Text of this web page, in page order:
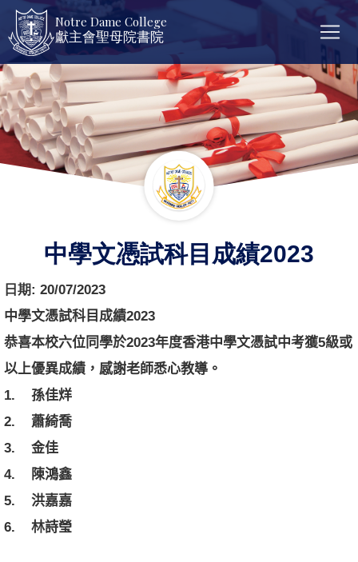
Notre Dame College
獻主會聖母院書院
中學文憑試科目成績2023
日期: 20/07/2023
中學文憑試科目成績2023
恭喜本校六位同學於2023年度香港中學文憑試中考獲5級或
以上優異成績，感謝老師悉心教導。
1. 孫佳烊
2. 蕭綺喬
3. 金佳
4.
陳鴻鑫
5. 洪嘉嘉
6. 林詩瑩